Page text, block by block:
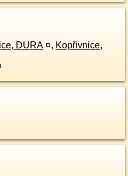
DURA ¤, Kopřivnice,